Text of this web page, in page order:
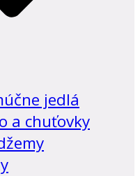
jedlá
a chuťovky